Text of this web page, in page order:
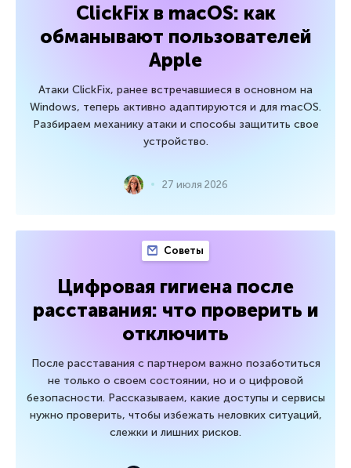
ClickFix в macOS: как
обманывают пользователей
Apple
Атаки ClickFix, ранее встречавшиеся в основном на
Windows, теперь активно адаптируются и для macOS.
Разбираем механику атаки и способы защитить свое
устройство.
27 июля 2026
Советы
Цифровая гигиена после
расставания: что проверить и
отключить
После расставания с партнером важно позаботиться
не только о своем состоянии, но и о цифровой
безопасности. Рассказываем, какие доступы и сервисы
нужно проверить, чтобы избежать неловких ситуаций,
слежки и лишних рисков.